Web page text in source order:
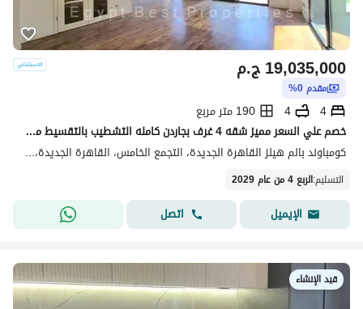
ج.م19,035,000
مقدم 0%
4
4
190 متر مربع
خصم علي السعر مميز شقه 4 غرف بجاردن كامله التشطيب بالتقسيط من بالم هيلز في قلب التجمع
كومباوند بالم هيلز القاهرة الجديدة، التجمع الخامس، القاهرة الجديدة، القاهرة
التسليم:الربع 4 من عام 2029
الإيميل اتصل
قيد الإنشاء